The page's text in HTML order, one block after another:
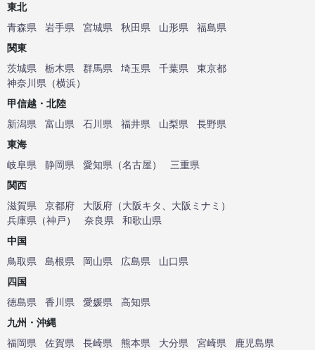
東北
青森県
岩手県 宮城県 秋田県 山形県
福島県
関東
茨城県
栃木県 群馬県 埼玉県 千葉県
東京都
神奈川県 （横浜）
甲信越・北陸
新潟県
富山県 石川県 福井県 山梨県
長野県
東海
岐阜県
静岡県 愛知県 （名古屋）
三重県
関西
滋賀県
京都府 大阪府 （大阪キタ 大阪ミナミ ）
兵庫県 （神戸） 奈良県
和歌山県
中国
鳥取県
島根県 岡山県 広島県
山口県
四国
徳島県
香川県 愛媛県
高知県
九州・沖縄
福岡県
佐賀県 長崎県 熊本県 大分県 宮崎県
鹿児島県